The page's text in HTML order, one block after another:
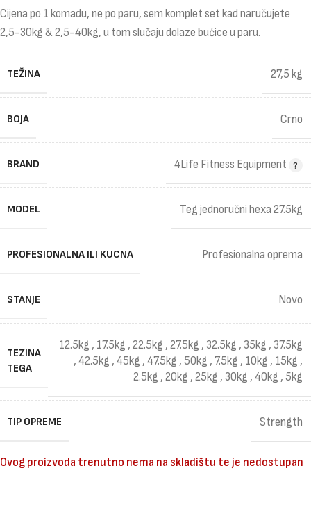
Cijena po 1 komadu, ne po paru, sem komplet set kad naručujete
2,5-30kg & 2,5-40kg, u tom slučaju dolaze bućice u paru.
TEŽINA 27,5 kg
BOJA Crno
BRAND 4Life Fitness Equipment
MODEL Teg jednoručni hexa 27.5kg
PROFESIONALNA ILI KUCNA Profesionalna oprema
STANJE Novo
TEZINA
TEGA
12.5kg , 17.5kg , 22.5kg , 27.5kg , 32.5kg , 35kg , 37.5kg
, 42.5kg , 45kg , 47.5kg , 50kg , 7.5kg , 10kg , 15kg ,
2.5kg , 20kg , 25kg , 30kg , 40kg , 5kg
TIP OPREME Strength
Ovog proizvoda trenutno nema na skladištu te je nedostupan